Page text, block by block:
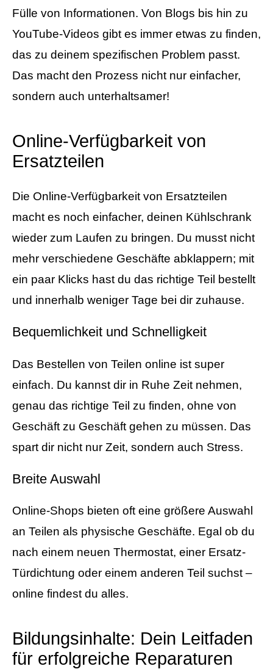
Fülle von Informationen. Von Blogs bis hin zu
YouTube-Videos gibt es immer etwas zu finden,
das zu deinem spezifischen Problem passt.
Das macht den Prozess nicht nur einfacher,
sondern auch unterhaltsamer!
Online-Verfügbarkeit von
Ersatzteilen
Die Online-Verfügbarkeit von Ersatzteilen
macht es noch einfacher, deinen Kühlschrank
wieder zum Laufen zu bringen. Du musst nicht
mehr verschiedene Geschäfte abklappern; mit
ein paar Klicks hast du das richtige Teil bestellt
und innerhalb weniger Tage bei dir zuhause.
Bequemlichkeit und Schnelligkeit
Das Bestellen von Teilen online ist super
einfach. Du kannst dir in Ruhe Zeit nehmen,
genau das richtige Teil zu finden, ohne von
Geschäft zu Geschäft gehen zu müssen. Das
spart dir nicht nur Zeit, sondern auch Stress.
Breite Auswahl
Online-Shops bieten oft eine größere Auswahl
an Teilen als physische Geschäfte. Egal ob du
nach einem neuen Thermostat, einer Ersatz-
Türdichtung oder einem anderen Teil suchst –
online findest du alles.
Bildungsinhalte: Dein Leitfaden
für erfolgreiche Reparaturen